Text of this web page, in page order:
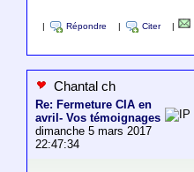
Répondre Citer
Chantal ch
Re: Fermeture CIA en
avril- Vos témoignages
dimanche 5 mars 2017
22:47:34